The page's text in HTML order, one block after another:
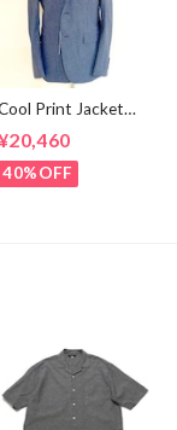
Print Jacket
40%OFF